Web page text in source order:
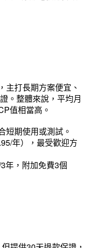
主打長期方案便宜、
。整體來說，平均月
值相當高。
短期使用或測試。
年），最受歡迎方
3年，附加免費3個